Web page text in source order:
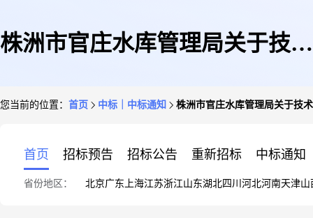
株洲市官庄水库管理局关于技术
您当前的位置： 首页 中标｜中标通知 株洲市官庄水库管理局关于技
首页 招标预告 招标公告 重新招标 中标通知
省份地区： 北京广东 上海江苏浙江山东湖北四川 河北河南天津山